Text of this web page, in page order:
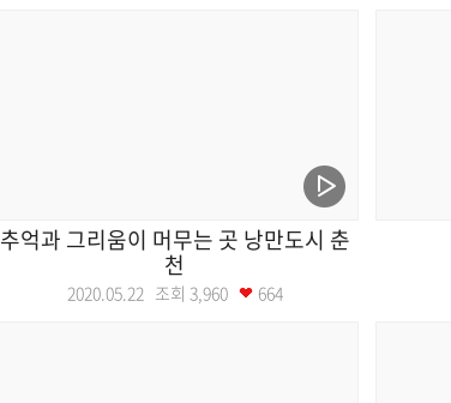
추억과 그리움이 머무는 곳 낭만도시 춘
천
2020.05.22 조회 3,960 664